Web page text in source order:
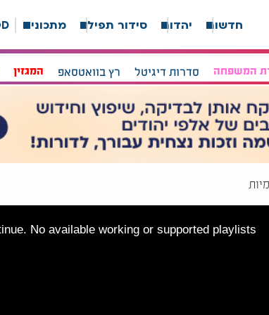
חדשות יהדות סידור תפילה מתכונים
המשפחה סדרות דיגיטל רץ בוואטסאפ המגזין
No available working or supported playlists.